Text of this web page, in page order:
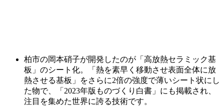
柏市の岡本硝子が開発したのが「高放熱セラミック基
板」のシート化。「熱を素早く移動させ表面全体に放
熱させる基板」をさらに2倍の強度で薄いシート状にし
た物で、「2023年版ものづくり白書」にも掲載され、
注目を集めた世界に誇る技術です。